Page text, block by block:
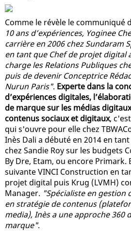
Comme le révèle le communiqué
10 ans d’expériences, Yoginee
carrière en 2006 chez Sundaram
en tant que Chef de projet digital
charge les Relations Publiques
puis de devenir Conceptrice
Nurun Paris". Experte dans la
d’expériences digitales,
de marque sur les médias
contenus sociaux et digitaux,
qui s'ouvre pour elle chez
Inès Dali a débuté en 2014 en tant
chez Sandie Roy sur les budgets
By Dre, Etam, ou encore Primark.
suivante VINCI Construction en
projet digital puis Krug (LVMH)
Manager. "Spécialiste en gestion
en stratégie de contenus
media), Inès a une approche 360
marque".